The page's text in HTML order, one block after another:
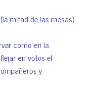
mitad de las mesas)
como en la
en votos el
y